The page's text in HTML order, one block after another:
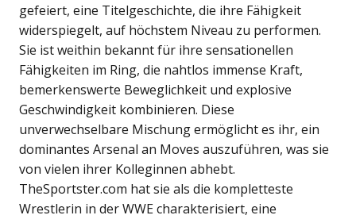
gefeiert, eine Titelgeschichte, die ihre Fähigkeit
widerspiegelt, auf höchstem Niveau zu performen.
Sie ist weithin bekannt für ihre sensationellen
Fähigkeiten im Ring, die nahtlos immense Kraft,
bemerkenswerte Beweglichkeit und explosive
Geschwindigkeit kombinieren. Diese
unverwechselbare Mischung ermöglicht es ihr, ein
dominantes Arsenal an Moves auszuführen, was sie
von vielen ihrer Kolleginnen abhebt.
TheSportster.com hat sie als die kompletteste
Wrestlerin in der WWE charakterisiert, eine